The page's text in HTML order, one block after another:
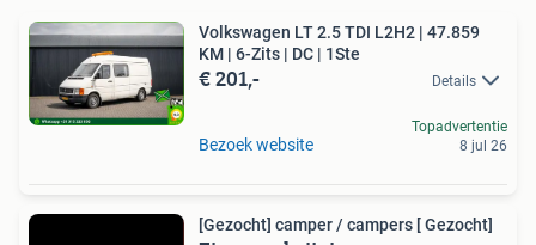
Volkswagen LT 2.5 TDI L2H2 | 47.859
KM | 6-Zits | DC | 1Ste
€ 201,- Details
Bezoek website
Topadvertentie
8 jul 26
[Gezocht] camper / campers [ Gezocht]